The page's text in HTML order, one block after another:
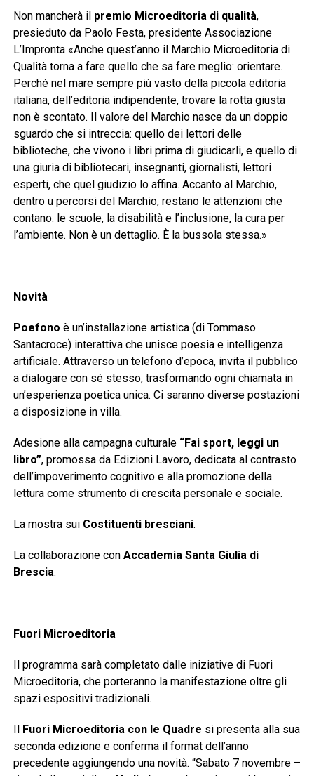
Non mancherà il premio Microeditoria di qualità,
presieduto da Paolo Festa, presidente Associazione
L’Impronta «Anche quest’anno il Marchio Microeditoria di
Qualità torna a fare quello che sa fare meglio: orientare.
Perché nel mare sempre più vasto della piccola editoria
italiana, dell’editoria indipendente, trovare la rotta giusta
non è scontato. Il valore del Marchio nasce da un doppio
sguardo che si intreccia: quello dei lettori delle
biblioteche, che vivono i libri prima di giudicarli, e quello di
una giuria di bibliotecari, insegnanti, giornalisti, lettori
esperti, che quel giudizio lo affina. Accanto al Marchio,
dentro u percorsi del Marchio, restano le attenzioni che
contano: le scuole, la disabilità e l’inclusione, la cura per
l’ambiente. Non è un dettaglio. È la bussola stessa.»
Novità
Poefono è un’installazione artistica (di Tommaso
Santacroce) interattiva che unisce poesia e intelligenza
artificiale. Attraverso un telefono d’epoca, invita il pubblico
a dialogare con sé stesso, trasformando ogni chiamata in
un’esperienza poetica unica. Ci saranno diverse postazioni
a disposizione in villa.
Adesione alla campagna culturale “Fai sport, leggi un
libro”, promossa da Edizioni Lavoro, dedicata al contrasto
dell’impoverimento cognitivo e alla promozione della
lettura come strumento di crescita personale e sociale.
La mostra sui Costituenti bresciani.
La collaborazione con Accademia Santa Giulia di
Brescia.
Fuori Microeditoria
Il programma sarà completato dalle iniziative di Fuori
Microeditoria, che porteranno la manifestazione oltre gli
spazi espositivi tradizionali.
Fuori Microeditoria con le Quadre si presenta alla sua
seconda edizione e conferma il format dell’anno
precedente aggiungendo una novità. “Sabato 7 novembre –